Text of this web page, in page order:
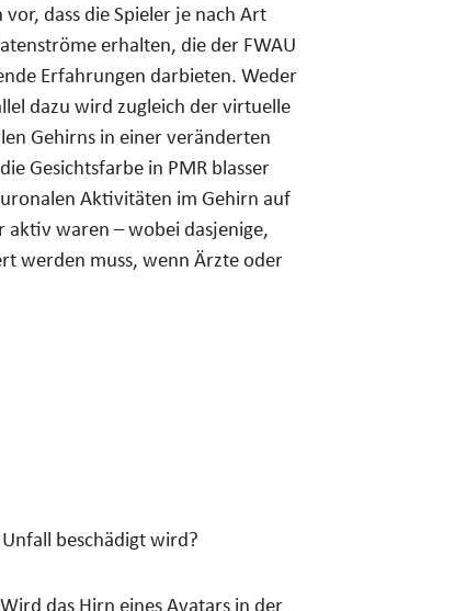
dass die Spieler je nach Art
erhalten, die der FWAU
Erfahrungen darbieten. Weder
dazu wird zugleich der virtuelle
Gehirns in einer veränderten
Gesichtsfarbe in PMR blasser
Aktivitäten im Gehirn auf
waren – wobei dasjenige,
werden muss, wenn Ärzte oder
beschädigt wird?